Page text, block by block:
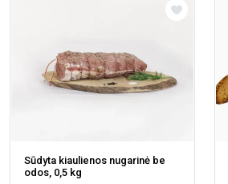
Sūdyta kiaulienos nugarinė be
odos, 0,5 kg